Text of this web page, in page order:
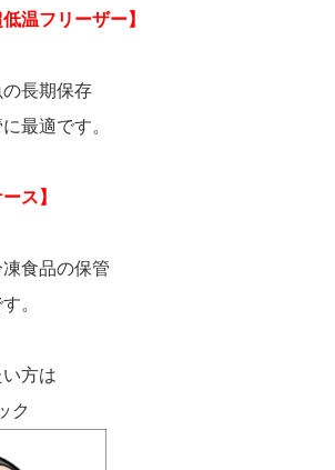
温フリーザー】
長期保存
最適です。
ース】
食品の保管
。
方は
ク